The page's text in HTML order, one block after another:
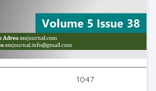
1047